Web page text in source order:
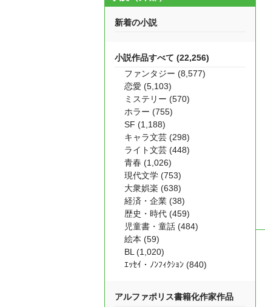
新着の小説
小説作品すべて (22,256)
ファンタジー (8,577)
恋愛 (5,103)
ミステリー (570)
ホラー (755)
SF (1,188)
キャラ文芸 (298)
ライト文芸 (448)
青春 (1,026)
現代文学 (753)
大衆娯楽 (638)
経済・企業 (38)
歴史・時代 (459)
児童書・童話 (484)
絵本 (59)
BL (1,020)
ｴｯｾｲ・ﾉﾝﾌｨｸｼｮﾝ (840)
アルファポリス書籍化作家作品